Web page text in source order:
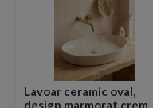
Lavoar ceramic oval,
design marmorat crem